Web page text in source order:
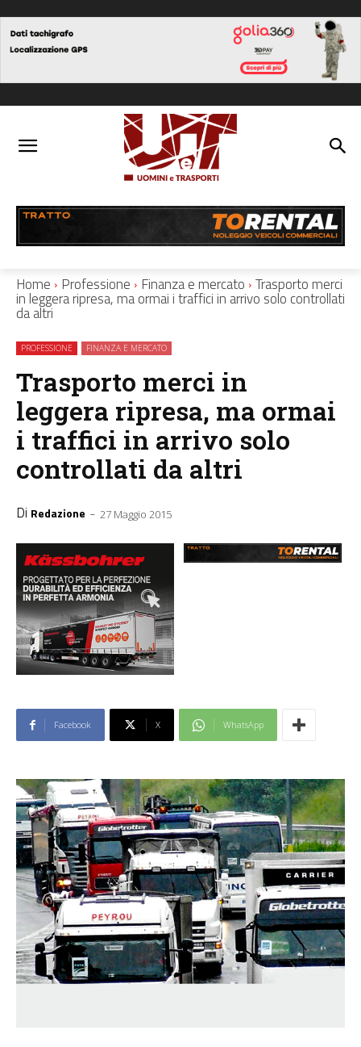
Home Professione Finanza e mercato Trasporto merci
in leggera ripresa, ma ormai i traffici in arrivo solo controllati
da altri
PROFESSIONE FINANZA E MERCATO
Trasporto merci in
leggera ripresa, ma ormai
i traffici in arrivo solo
controllati da altri
Di Redazione - 27 Maggio 2015
Facebook X WhatsApp